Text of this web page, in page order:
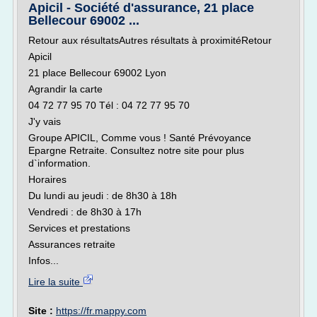
Apicil - Société d'assurance, 21 place
Bellecour 69002 ...
Retour aux résultatsAutres résultats à proximitéRetour
Apicil
21 place Bellecour 69002 Lyon
Agrandir la carte
04 72 77 95 70 Tél : 04 72 77 95 70
J'y vais
Groupe APICIL, Comme vous ! Santé Prévoyance
Epargne Retraite. Consultez notre site pour plus
d`information.
Horaires
Du lundi au jeudi : de 8h30 à 18h
Vendredi : de 8h30 à 17h
Services et prestations
Assurances retraite
Infos...
Lire la suite
Site : https://fr.mappy.com